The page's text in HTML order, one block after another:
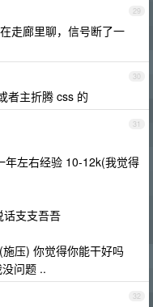
29
走廊里聊，信号断了一
30
者主折腾 css 的
31
年左右经验 10-12k(我觉得
话支支吾吾
压) 你觉得你能干好吗
问题 ..
32